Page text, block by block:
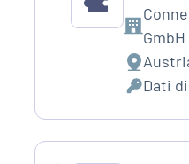
Azienda:
GmbH
Luogo
del
Dati
Personali
trattati:
Dati